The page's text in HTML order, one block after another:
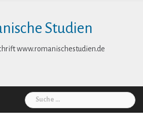
Studien
www.romanischestudien.de
Suche
nach: